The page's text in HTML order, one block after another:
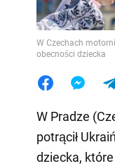
W Czechach
obecności dziecka
W Pradze
potrącił
dziecka,